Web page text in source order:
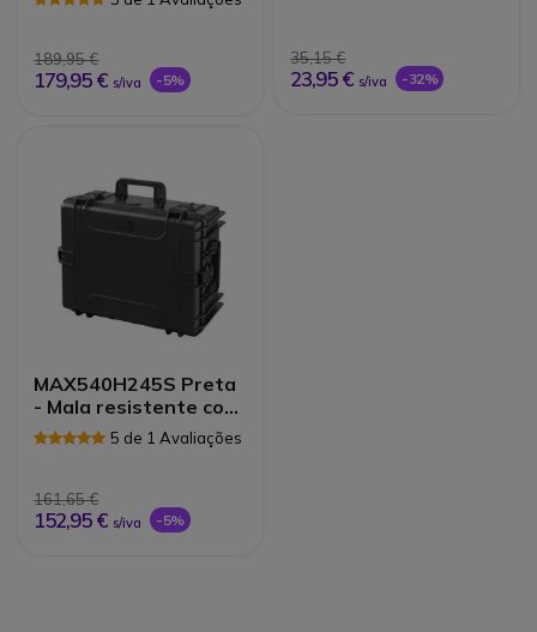
189,95 €
179,95 € s/iva -5%
35,15 €
23,95 € s/iva -32%
MAX540H245S Preta
- Mala resistente com
espuma 5 de 1 Avaliações
161,65 €
152,95 € s/iva -5%